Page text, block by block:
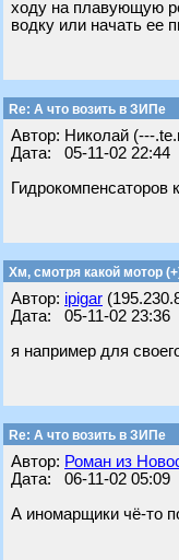
ходу на плавующую
водку или начать ее
Re: А что возить в ЗИПе
Автор: Николай (---
Дата: 05-11-02 22:44
Гидрокомпенсаторов
Хм, смотря какой мотор
Автор: ipigar
Дата: 05-11-02 23:36
я например для
Re: А что возить в ЗИПе
Автор: Роман из
Дата: 06-11-02 05:09
А иномарщики чё-то